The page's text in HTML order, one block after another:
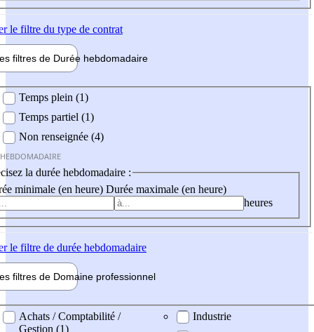
le filtre du type de contrat
filtres de Durée hebdomadaire
Temps plein (1)
Temps partiel (1)
Non renseignée (4)
la durée hebdomadaire :
minimale (en heure) Durée maximale (en heure)
heures
le filtre de durée hebdomadaire
filtres de Domaine professionnel
professionel
Achats / Comptabilité /
Gestion (1)
Industrie